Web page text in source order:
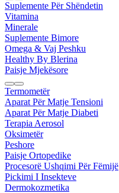
Suplemente Për Shëndetin
Vitamina
Minerale
Suplemente Bimore
Omega & Vaj Peshku
Healthy By Blerina
Paisje Mjekësore
Termometër
Aparat Për Matje Tensioni
Aparat Për Matje Diabeti
Terapia Aerosol
Oksimetër
Peshore
Paisje Ortopedike
Procesorë Ushqimi Për Fëmijë
Pickimi I Insekteve
Dermokozmetika